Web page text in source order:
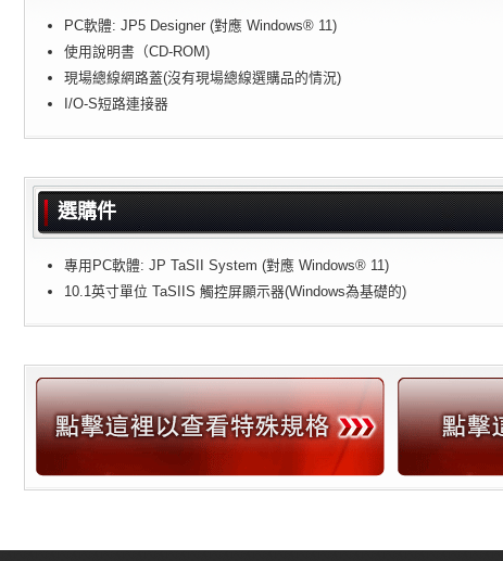
PC軟體: JP5 Designer (對應 Windows® 11)
使用說明書（CD-ROM)
現場總線網路蓋(沒有現場總線選購品的情況)
I/O-S短路連接器
選購件
專用PC軟體: JP TaSII System (對應 Windows® 11)
10.1英寸單位 TaSIIS 觸控屏顯示器(Windows為基礎的)